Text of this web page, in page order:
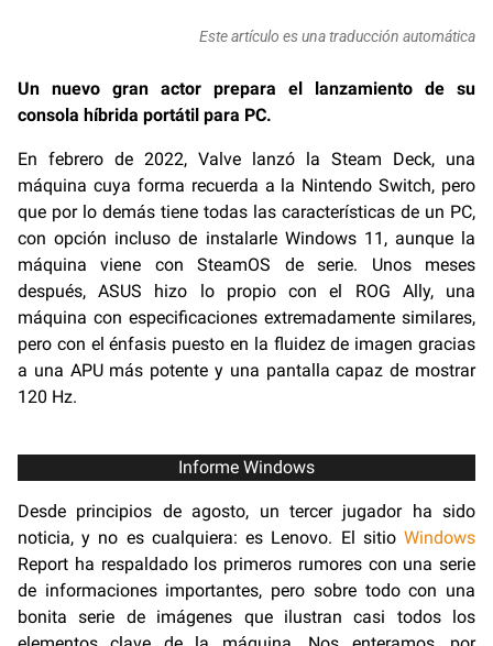
Este artículo es una traducción automática
Un nuevo gran actor prepara el lanzamiento de su
consola híbrida portátil para PC.
En febrero de 2022, Valve lanzó la Steam Deck, una
máquina cuya forma recuerda a la Nintendo Switch, pero
que por lo demás tiene todas las características de un PC,
con opción incluso de instalarle Windows 11, aunque la
máquina viene con SteamOS de serie. Unos meses
después, ASUS hizo lo propio con el ROG Ally, una
máquina con especificaciones extremadamente similares,
pero con el énfasis puesto en la fluidez de imagen gracias
a una APU más potente y una pantalla capaz de mostrar
120 Hz.
Informe Windows
Desde principios de agosto, un tercer jugador ha sido
noticia, y no es cualquiera: es Lenovo. El sitio Windows
Report ha respaldado los primeros rumores con una serie
de informaciones importantes, pero sobre todo con una
bonita serie de imágenes que ilustran casi todos los